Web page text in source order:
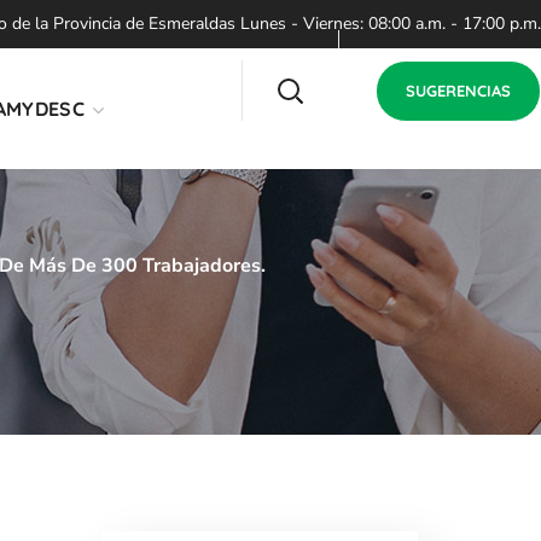
la Provincia de Esmeraldas Lunes - Viernes: 08:00 a.m. - 17:00 p.m.
SUGERENCIAS
Más De 300 Trabajadores.